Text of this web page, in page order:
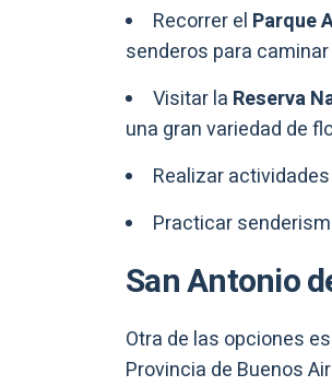
Recorrer el Parque
senderos para caminar
Visitar la Reserva
una gran variedad de
Realizar
Practicar
San Antonio
Otra de las opciones
Provincia de Buenos